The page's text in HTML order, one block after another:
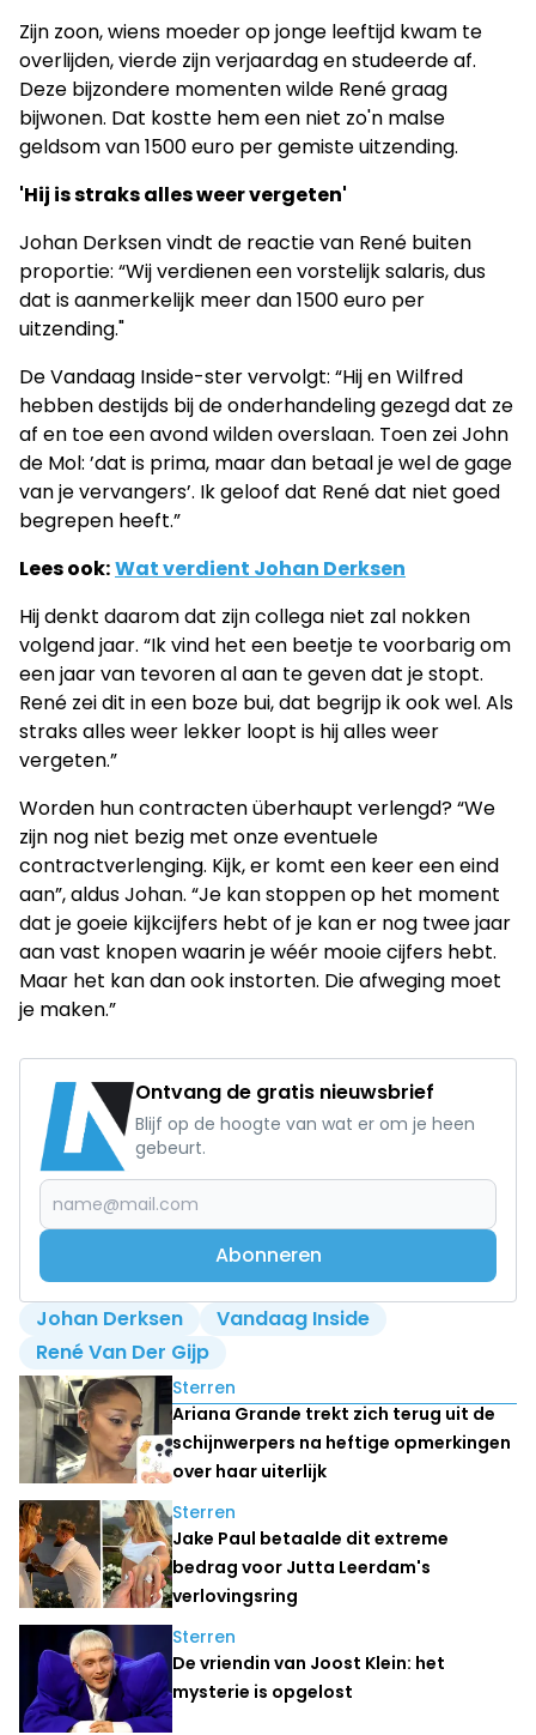
Zijn zoon, wiens moeder op jonge leeftijd kwam te
overlijden, vierde zijn verjaardag en studeerde af.
Deze bijzondere momenten wilde René graag
bijwonen. Dat kostte hem een niet zo'n malse
geldsom van 1500 euro per gemiste uitzending.
'Hij is straks alles weer vergeten'
Johan Derksen vindt de reactie van René buiten
proportie: “Wij verdienen een vorstelijk salaris, dus
dat is aanmerkelijk meer dan 1500 euro per
uitzending."
De Vandaag Inside-ster vervolgt: “Hij en Wilfred
hebben destijds bij de onderhandeling gezegd dat ze
af en toe een avond wilden overslaan. Toen zei John
de Mol: ’dat is prima, maar dan betaal je wel de gage
van je vervangers’. Ik geloof dat René dat niet goed
begrepen heeft.”
Lees ook:Wat verdient Johan Derksen
Hij denkt daarom dat zijn collega niet zal nokken
volgend jaar. “Ik vind het een beetje te voorbarig om
een jaar van tevoren al aan te geven dat je stopt.
René zei dit in een boze bui, dat begrijp ik ook wel. Als
straks alles weer lekker loopt is hij alles weer
vergeten.”
Worden hun contracten überhaupt verlengd? “We
zijn nog niet bezig met onze eventuele
contractverlenging. Kijk, er komt een keer een eind
aan”, aldus Johan. “Je kan stoppen op het moment
dat je goeie kijkcijfers hebt of je kan er nog twee jaar
aan vast knopen waarin je wéér mooie cijfers hebt.
Maar het kan dan ook instorten. Die afweging moet
je maken.”
Ontvang de gratis nieuwsbrief
Blijf op de hoogte van wat er om je heen
gebeurt.
Abonneren
Johan Derksen
Vandaag Inside
René Van Der Gijp
Lees ook
Sterren
Ariana Grande trekt zich terug uit de
schijnwerpers na heftige opmerkingen
over haar uiterlijk
Sterren
Jake Paul betaalde dit extreme
bedrag voor Jutta Leerdam's
verlovingsring
Sterren
De vriendin van Joost Klein: het
mysterie is opgelost